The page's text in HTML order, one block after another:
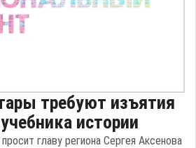
требуют изъятия
истории
главу региона Сергея Аксенова